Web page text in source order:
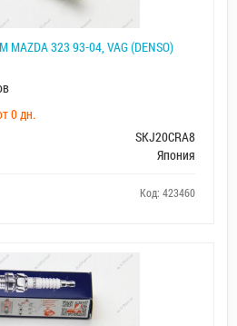
MAZDA 323 93-04, VAG (DENSO)
0 дн.
SKJ20CRA8
Япония
Код: 423460